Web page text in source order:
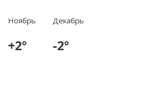
Ноябрь
+2°
Декабрь
-2°